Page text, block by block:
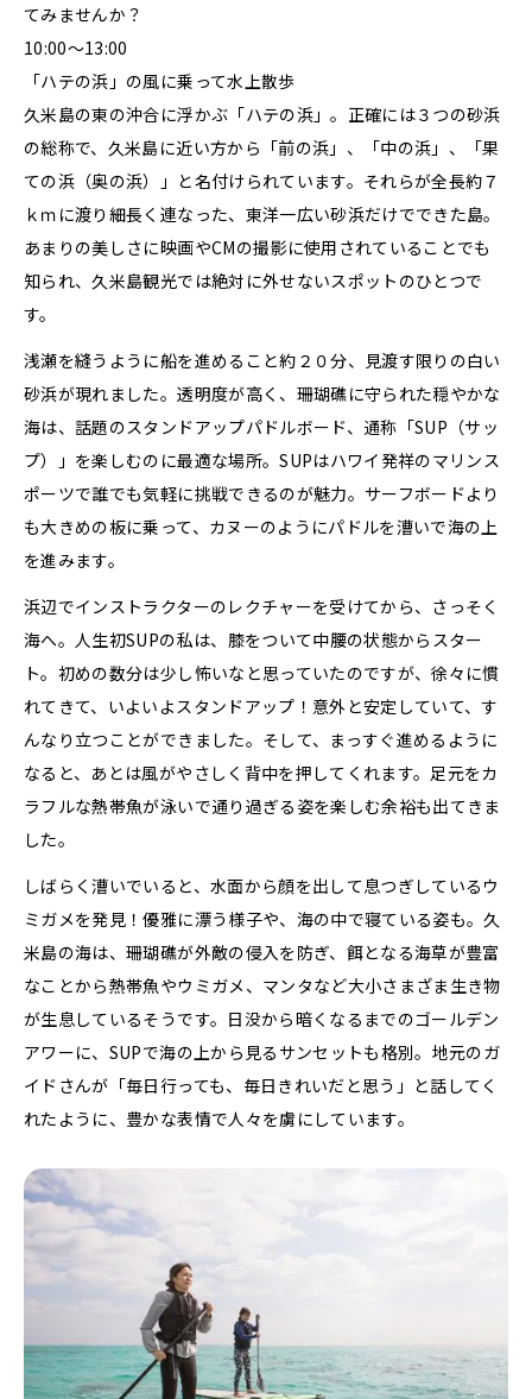
てみませんか？
10:00～13:00
「ハテの浜」の風に乗って水上散歩
久米島の東の沖合に浮かぶ「ハテの浜」。正確には３つの砂浜
の総称で、久米島に近い方から「前の浜」、「中の浜」、「果
ての浜（奥の浜）」と名付けられています。それらが全長約７
ｋｍに渡り細長く連なった、東洋一広い砂浜だけでできた島。
あまりの美しさに映画やCMの撮影に使用されていることでも
知られ、久米島観光では絶対に外せないスポットのひとつで
す。
浅瀬を縫うように船を進めること約２０分、見渡す限りの白い
砂浜が現れました。透明度が高く、珊瑚礁に守られた穏やかな
海は、話題のスタンドアップパドルボード、通称「SUP（サッ
プ）」を楽しむのに最適な場所。SUPはハワイ発祥のマリンス
ポーツで誰でも気軽に挑戦できるのが魅力。サーフボードより
も大きめの板に乗って、カヌーのようにパドルを漕いで海の上
を進みます。
浜辺でインストラクターのレクチャーを受けてから、さっそく
海へ。人生初SUPの私は、膝をついて中腰の状態からスター
ト。初めの数分は少し怖いなと思っていたのですが、徐々に慣
れてきて、いよいよスタンドアップ！意外と安定していて、す
んなり立つことができました。そして、まっすぐ進めるように
なると、あとは風がやさしく背中を押してくれます。足元をカ
ラフルな熱帯魚が泳いで通り過ぎる姿を楽しむ余裕も出てきま
した。
しばらく漕いでいると、水面から顔を出して息つぎしているウ
ミガメを発見！優雅に漂う様子や、海の中で寝ている姿も。久
米島の海は、珊瑚礁が外敵の侵入を防ぎ、餌となる海草が豊富
なことから熱帯魚やウミガメ、マンタなど大小さまざま生き物
が生息しているそうです。日没から暗くなるまでのゴールデン
アワーに、SUPで海の上から見るサンセットも格別。地元のガ
イドさんが「毎日行っても、毎日きれいだと思う」と話してく
れたように、豊かな表情で人々を虜にしています。